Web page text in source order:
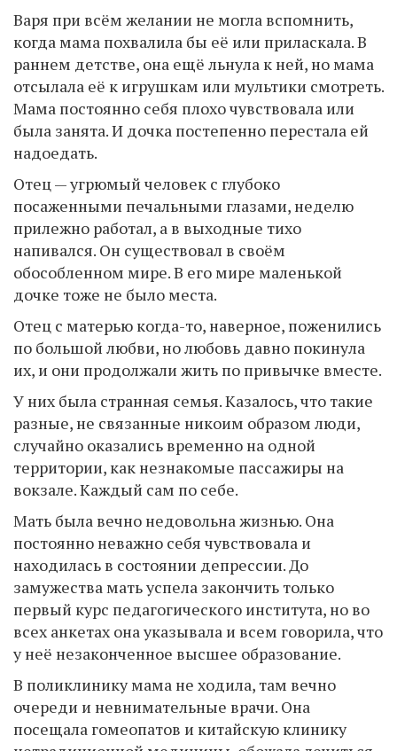
Варя при всём желании не могла вспомнить,
когда мама похвалила бы её или приласкала. В
раннем детстве, она ещё льнула к ней, но мама
отсылала её к игрушкам или мультики смотреть.
Мама постоянно себя плохо чувствовала или
была занята. И дочка постепенно перестала ей
надоедать.
Отец — угрюмый человек с глубоко
посаженными печальными глазами, неделю
прилежно работал, а в выходные тихо
напивался. Он существовал в своём
обособленном мире. В его мире маленькой
дочке тоже не было места.
Отец с матерью когда-то, наверное, поженились
по большой любви, но любовь давно покинула
их, и они продолжали жить по привычке вместе.
У них была странная семья. Казалось, что такие
разные, не связанные никоим образом люди,
случайно оказались временно на одной
территории, как незнакомые пассажиры на
вокзале. Каждый сам по себе.
Мать была вечно недовольна жизнью. Она
постоянно неважно себя чувствовала и
находилась в состоянии депрессии. До
замужества мать успела закончить только
первый курс педагогического института, но во
всех анкетах она указывала и всем говорила, что
у неё незаконченное высшее образование.
В поликлинику мама не ходила, там вечно
очереди и невнимательные врачи. Она
посещала гомеопатов и китайскую клинику